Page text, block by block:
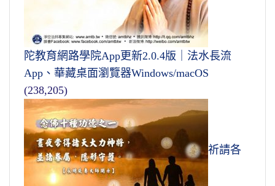
陀教育網路學院App更新2.0.4版｜法水長流
App、華藏桌面瀏覽器Windows/macOS
(238,205)
祈請各